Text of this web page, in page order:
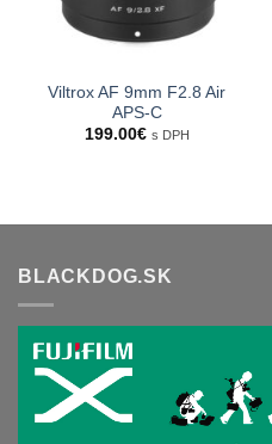
Viltrox AF 9mm F2.8 Air
APS-C
199.00€ s DPH
BLACKDOG.SK